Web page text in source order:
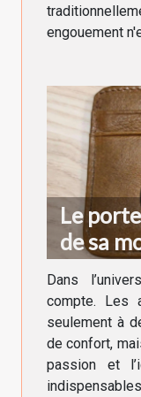
engouement
Le
de sa
Dans
compte. Les
seulement à
de confort,
passion et